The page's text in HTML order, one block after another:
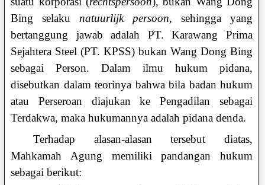
Bing selaku natuurlijk persoon, sehingga yang
bertanggung jawab adalah PT. Karawang Prima
Sejahtera Steel (PT. KPSS) bukan Wang Dong Bing
sebagai Person. Dalam ilmu hukum pidana,
disebutkan dalam teorinya bahwa bila badan hukum
atau Perseroan diajukan ke Pengadilan sebagai
Terdakwa, maka hukumannya adalah pidana denda.
Terhadap alasan-alasan tersebut diatas,
Mahkamah Agung memiliki pandangan hukum
sebagai berikut: